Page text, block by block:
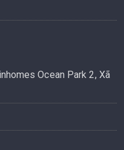
Ocean Park 2, Xã